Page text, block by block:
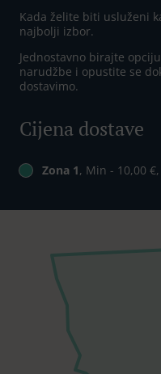
Kada želite biti usluženi
najbolji izbor.
Jednostavno birajte
narudžbe i opustite se
dostavimo.
Cijena dostave
Zona 1, Min - 10,00